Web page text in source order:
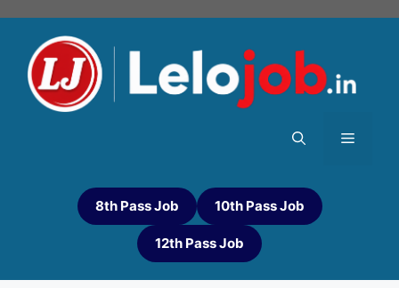
8th Pass Job 10th Pass Job
12th Pass Job